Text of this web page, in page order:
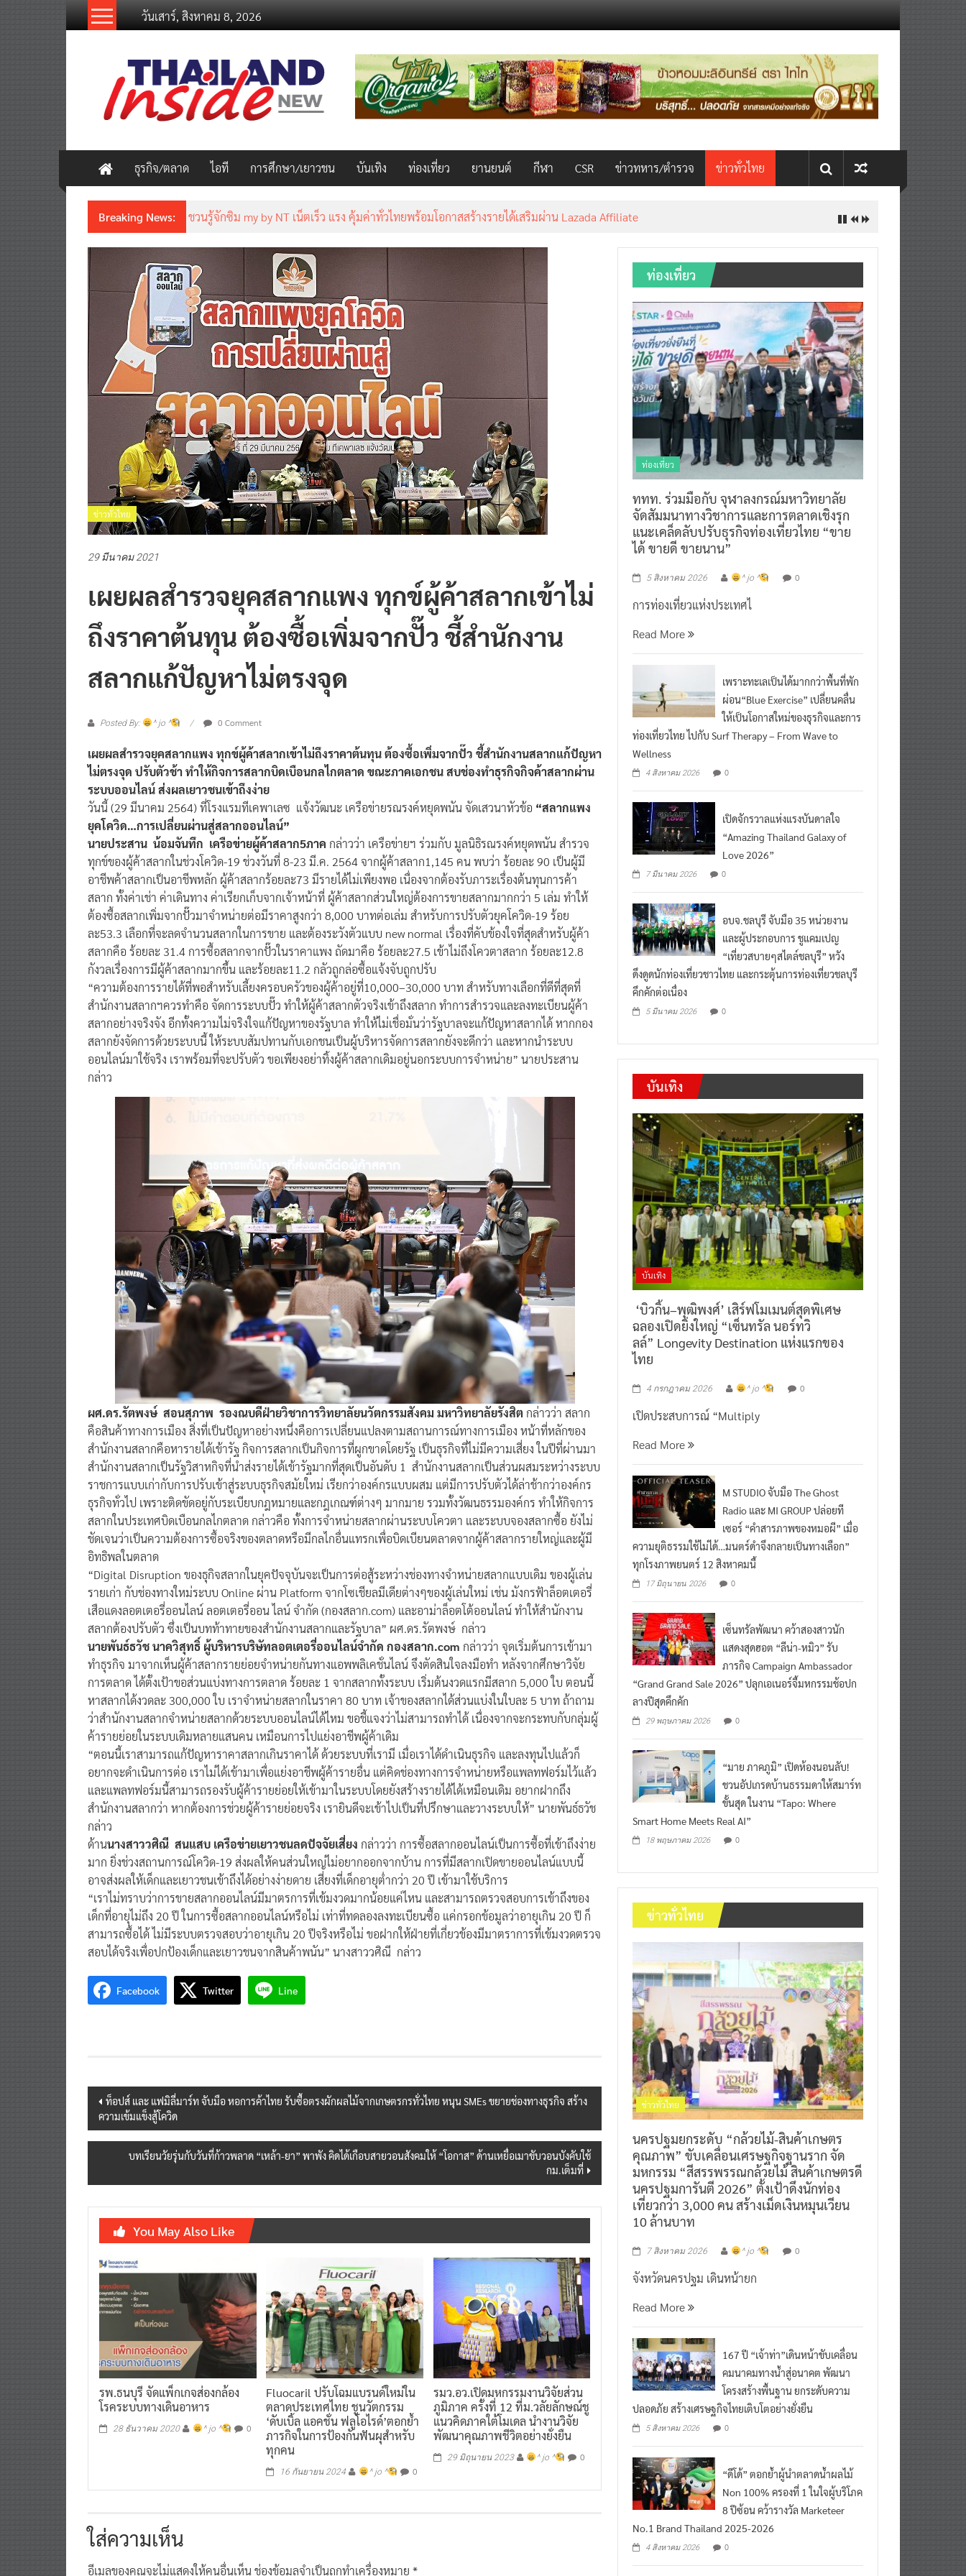
วันเสาร์, สิงหาคม 8, 2026
thailandinsidenew.com
Thailand
Inside
New
ธุรกิจ/ตลาด ไอที การศึกษา/เยาวชน บันเทิง ท่องเที่ยว ยานยนต์ กีฬา CSR ข่าวทหาร/ตำรวจ ข่าวทั่วไทย
Breaking News: ชวนรู้จักซิม my by NT เน็ตเร็ว แรง คุ้มค่าทั่วไทยพร้อมโอกาสสร้างรายได้เสริมผ่าน Lazada Affiliate
ข่าวทั่วไทย
29 มีนาคม 2021
เผยผลสำรวจยุคสลากแพง ทุกข์ผู้ค้าสลากเข้าไม่
ถึงราคาต้นทุน ต้องซื้อเพิ่มจากปั๊ว ชี้สำนักงาน
สลากแก้ปัญหาไม่ตรงจุด
Posted By: ^ jo ^ 0 Comment
เผยผลสำรวจยุคสลากแพง ทุกข์ผู้ค้าสลากเข้าไม่ถึงราคาต้นทุน ต้องซื้อเพิ่มจากปั๊ว ชี้สำนักงานสลากแก้ปัญหา
ไม่ตรงจุด ปรับตัวช้า ทำให้กิจการสลากบิดเบือนกลไกตลาด ขณะภาคเอกชน สบช่องทำธุรกิจกิจค้าสลากผ่าน
ระบบออนไลน์ ส่งผลเยาวชนเข้าถึงง่าย
วันนี้ (29 มีนาคม 2564) ที่โรงแรมทีเคพาเลซ แจ้งวัฒนะ เครือข่ายรณรงค์หยุดพนัน จัดเสวนาหัวข้อ “สลากแพง
ยุคโควิด…การเปลี่ยนผ่านสู่สลากออนไลน์”
นายประสาน น้อมจันทึก เครือข่ายผู้ค้าสลาก5ภาค กล่าวว่า เครือข่ายฯ ร่วมกับ มูลนิธิรณรงค์หยุดพนัน สำรวจ
ทุกข์ของผู้ค้าสลากในช่วงโควิด-19 ช่วงวันที่ 8-23 มี.ค. 2564 จากผู้ค้าสลาก1,145 คน พบว่า ร้อยละ 90 เป็นผู้มี
อาชีพค้าสลากเป็นอาชีพหลัก ผู้ค้าสลากร้อยละ73 มีรายได้ไม่เพียงพอ เนื่องจากต้องรับภาระเรื่องต้นทุนการค้า
สลาก ทั้งค่าเช่า ค่าเดินทาง ค่าเรียกเก็บจากเจ้าหน้าที่ ผู้ค้าสลากส่วนใหญ่ต้องการขายสลากมากกว่า 5 เล่ม ทำให้
ต้องซื้อสลากเพิ่มจากปั๊วมาจำหน่ายต่อมีราคาสูงกว่า 8,000 บาทต่อเล่ม สำหรับการปรับตัวยุคโควิด-19 ร้อย
ละ53.3 เลือกที่จะลดจำนวนสลากในการขาย และต้องระวังตัวแบบ new normal เรื่องที่คับข้องใจที่สุดสำหรับผู้ค้า
สลากคือ ร้อยละ 31.4 การซื้อสลากจากปั๊วในราคาแพง ถัดมาคือ ร้อยละ27.5 เข้าไม่ถึงโควตาสลาก ร้อยละ12.8
กังวลเรื่องการมีผู้ค้าสลากมากขึ้น และร้อยละ11.2 กลัวถูกล่อซื้อแจ้งจับถูกปรับ
“ความต้องการรายได้ที่พอสำหรับเลี้ยงครอบครัวของผู้ค้าอยู่ที่10,000–30,000 บาท สำหรับทางเลือกที่ดีที่สุดที่
สำนักงานสลากฯควรทำคือ จัดการระบบปั๊ว ทำให้ผู้ค้าสลากตัวจริงเข้าถึงสลาก ทำการสำรวจและลงทะเบียนผู้ค้า
สลากอย่างจริงจัง อีกทั้งความไม่จริงใจแก้ปัญหาของรัฐบาล ทำให้ไม่เชื่อมั่นว่ารัฐบาลจะแก้ปัญหาสลากได้ หากกอง
สลากยังจัดการด้วยระบบนี้ ให้ระบบสัมปทานกับเอกชนเป็นผู้บริหารจัดการสลากยังจะดีกว่า และหากนำระบบ
ออนไลน์มาใช้จริง เราพร้อมที่จะปรับตัว ขอเพียงอย่าทิ้งผู้ค้าสลากเดิมอยู่นอกระบบการจำหน่าย” นายประสาน
กล่าว
ผศ.ดร.รัตพงษ์ สอนสุภาพ รองณบดีฝ่ายวิชาการวิทยาลัยนวัตกรรมสังคม มหาวิทยาลัยรังสิต กล่าวว่า สลาก
คือสินค้าทางการเมือง สิ่งที่เป็นปัญหาอย่างหนึ่งคือการเปลี่ยนแปลงตามสถานการณ์ทางการเมือง หน้าที่หลักของ
สำนักงานสลากคือหารายได้เข้ารัฐ กิจการสลากเป็นกิจการที่ผูกขาดโดยรัฐ เป็นธุรกิจที่ไม่มีความเสี่ยง ในปีที่ผ่านมา
สำนักงานสลากเป็นรัฐวิสาหกิจที่นำส่งรายได้เข้ารัฐมากที่สุดเป็นอันดับ 1 สำนักงานสลากเป็นส่วนผสมระหว่างระบบ
ราชการแบบเก่ากับการปรับเข้าสู่ระบบธุรกิจสมัยใหม่ เรียกว่าองค์กรแบบผสม แต่มีการปรับตัวได้ล่าช้ากว่าองค์กร
ธุรกิจทั่วไป เพราะติดขัดอยู่กับระเบียบกฎหมายและกฎเกณฑ์ต่างๆ มากมาย รวมทั้งวัฒนธรรมองค์กร ทำให้กิจการ
สลากในประเทศบิดเบือนกลไกตลาด กล่าวคือ ทั้งการจำหน่ายสลากผ่านระบบโควตา และระบบจองสลากซื้อ ยังไม่
ชัดเจนว่าเป็นความต้องการซื้อจริงของตลาดหรือมีกลไกอื่นแทรกเพื่อบิดเบียนตลาดจากผู้ค้าสลากรายใหญ่และผู้มี
อิทธิพลในตลาด
“Digital Disruption ของธุกิจสลากในยุคปัจจุบันจะเป็นการต่อสู้ระหว่างช่องทางจำหน่ายสลากแบบเดิม ของผู้เล่น
รายเก่า กับช่องทางใหม่ระบบ Online ผ่าน Platform จากโซเชียลมีเดียต่างๆของผู้เล่นใหม่ เช่น มังกรฟ้าล็อตเตอรี่
เสือแดงลอตเตอรี่ออนไลน์ ลอตเตอรี่ออน ไลน์ จำกัด (กองสลาก.com) และอาม่าล็อตโต้ออนไลน์ ทำให้สำนักงาน
สลากต้องปรับตัว ซึ่งเป็นบทท้าทายของสำนักงานสลากและรัฐบาล” ผศ.ดร.รัตพงษ์ กล่าว
นายพันธ์ธวัช นาควิสุทธิ์ ผู้บริหารบริษัทลอตเตอรี่ออนไลน์จำกัด กองสลาก.com กล่าวว่า จุดเริ่มต้นการเข้ามา
ทำธุรกิจ มาจากเห็นผู้ค้าสลากรายย่อยจำหน่ายกันทางแอพพลิเคชั่นไลน์ จึงตัดสินใจลงมือทำ หลังจากศึกษาวิจัย
การตลาด ได้ตั้งเป้าขอส่วนแบ่งทางการตลาด ร้อยละ 1 จากสลากทั้งระบบ เริ่มต้นงวดแรกมีสลาก 5,000 ใบ ตอนนี้
หาสลากได้งวดละ 300,000 ใบ เราจำหน่ายสลากในราคา 80 บาท เจ้าของสลากได้ส่วนแบ่งในใบละ 5 บาท ถ้าถาม
ว่าสำนักงานสลากจำหน่ายสลากด้วยระบบออนไลน์ได้ไหม ขอชี้แจงว่าไม่สามารถทำได้ เนื่องจากจะกระทบกับกลุ่มผู้
ค้ารายย่อยในระบบเดิมหลายแสนคน เหมือนการไปแย่งอาชีพผู้ค้าเดิม
“ตอนนี้เราสามารถแก้ปัญหาราคาสลากเกินราคาได้ ด้วยระบบที่เรามี เมื่อเราได้ดำเนินธุรกิจ และลงทุนไปแล้วก็
อยากจะดำเนินการต่อ เราไม่ได้เข้ามาเพื่อแย่งอาชีพผู้ค้ารายอื่น แต่คิดช่องทางการจำหน่ายหรือแพลทฟอร์มไว้แล้ว
และแพลทฟอร์มนี้สามารถรองรับผู้ค้ารายย่อยให้เข้ามาในระบบโดยยังสร้างรายได้ได้เหมือนเดิม อยากฝากถึง
สำนักงานสลากว่า หากต้องการช่วยผู้ค้ารายย่อยจริง เรายินดีจะเข้าไปเป็นที่ปรึกษาและวางระบบให้” นายพันธ์ธวัช
กล่าว
ด้านนางสาววศิณี สนแสบ เครือข่ายเยาวชนลดปัจจัยเสี่ยง กล่าวว่า การซื้อสลากออนไลน์เป็นการซื้อที่เข้าถึงง่าย
มาก ยิ่งช่วงสถานการณ์โควิด-19 ส่งผลให้คนส่วนใหญ่ไม่อยากออกจากบ้าน การที่มีสลากเปิดขายออนไลน์แบบนี้
อาจส่งผลให้เด็กและเยาวชนเข้าถึงได้อย่างง่ายดาย เสี่ยงที่เด็กอายุต่ำกว่า 20 ปี เข้ามาใช้บริการ
“เราไม่ทราบว่าการขายสลากออนไลน์มีมาตรการที่เข้มงวดมากน้อยแค่ไหน และสามารถตรวจสอบการเข้าถึงของ
เด็กที่อายุไม่ถึง 20 ปี ในการซื้อสลากออนไลน์หรือไม่ เท่าที่ทดลองลงทะเบียนซื้อ แค่กรอกข้อมูลว่าอายุเกิน 20 ปี ก็
สามารถซื้อได้ ไม่มีระบบตรวจสอบว่าอายุเกิน 20 ปีจริงหรือไม่ ขอฝากให้ฝ่ายที่เกี่ยวข้องมีมาตราการที่เข้มงวดตรวจ
สอบได้จริงเพื่อปกป้องเด็กและเยาวชนจากสินค้าพนัน” นางสาววศิณี กล่าว
Facebook Twitter Line
Post
navigation
ท็อปส์ และ แฟมิลี่มาร์ท จับมือ หอการค้าไทย รับซื้อตรงผักผลไม้จากเกษตรกรทั่วไทย หนุน SMEs ขยายช่องทางธุรกิจ สร้าง
ความเข้มแข็งสู้โควิด
บทเรียนวัยรุ่นกับวันที่ก้าวพลาด “เหล้า-ยา” พาพัง คิดได้เกือบสายวอนสังคมให้ “โอกาส” ด้านเหยื่อเมาขับวอนบังคับใช้
กม.เต็มที่
You May Also Like
รพ.ธนบุรี จัดแพ็กเกจส่องกล้อง
โรคระบบทางเดินอาหาร
28 ธันวาคม 2020 ^ jo ^ 0
Fluocaril ปรับโฉมแบรนด์ใหม่ใน
ตลาดประเทศไทย ชูนวัตกรรม
‘ดับเบิ้ล แอคชั่น ฟลูโอไรด์’ตอกย้ำ
ภารกิจในการป้องกันฟันผุสำหรับ
ทุกคน
16 กันยายน 2024 ^ jo ^ 0
รมว.อว.เปิดมหกรรมงานวิจัยส่วน
ภูมิภาค ครั้งที่ 12 ที่ม.วลัยลักษณ์ชู
แนวคิดภาคใต้โมเดล นำงานวิจัย
พัฒนาคุณภาพชีวิตอย่างยั่งยืน
29 มิถุนายน 2023 ^ jo ^ 0
ใส่ความเห็น
อีเมลของคุณจะไม่แสดงให้คนอื่นเห็นช่องข้อมูลจำเป็นถูกทำเครื่องหมาย *
ท่องเที่ยว
ท่องเที่ยว
ททท. ร่วมมือกับ จุฬาลงกรณ์มหาวิทยาลัย
จัดสัมมนาทางวิชาการและการตลาดเชิงรุก
แนะเคล็ดลับปรับธุรกิจท่องเที่ยวไทย “ขาย
ได้ ขายดี ขายนาน”
5 สิงหาคม 2026 ^ jo ^ 0
การท่องเที่ยวแห่งประเทศไ
Read More
เพราะทะเลเป็นได้มากกว่าพื้นที่พัก
ผ่อน“Blue Exercise” เปลี่ยนคลื่น
ให้เป็นโอกาสใหม่ของธุรกิจและการ
ท่องเที่ยวไทย ไปกับ Surf Therapy – From Wave to
Wellness
4 สิงหาคม 2026 0
เปิดจักรวาลแห่งแรงบันดาลใจ
“Amazing Thailand Galaxy of
Love 2026”
7 มีนาคม 2026 0
อบจ.ชลบุรี จับมือ 35 หน่วยงาน
และผู้ประกอบการ ชูแคมเปญ
“เที่ยวสบายๆสไตล์ชลบุรี” หวัง
ดึงดูดนักท่องเที่ยวชาวไทย และกระตุ้นการท่องเที่ยวชลบุรี
คึกคักต่อเนื่อง
5 มีนาคม 2026 0
บันเทิง
บันเทิง
‘บิวกิ้น–พุฒิพงศ์’ เสิร์ฟโมเมนต์สุดพิเศษ
ฉลองเปิดยิ่งใหญ่ “เซ็นทรัล นอร์ทวิ
ลล์” Longevity Destination แห่งแรกของ
ไทย
4 กรกฎาคม 2026 ^ jo ^ 0
เปิดประสบการณ์ “Multiply
Read More
M STUDIO จับมือ The Ghost
Radio และ MI GROUP ปล่อยที
เซอร์ “คำสารภาพของหมอผี” เมื่อ
ความยุติธรรมใช้ไม่ได้…มนตร์ดำจึงกลายเป็นทางเลือก”
ทุกโรงภาพยนตร์ 12 สิงหาคมนี้
17 มิถุนายน 2026 0
เซ็นทรัลพัฒนา คว้าสองสาวนัก
แสดงสุดฮอต “ลีน่า-หมิว” รับ
ภารกิจ Campaign Ambassador
“Grand Grand Sale 2026” ปลุกเอเนอร์จี้มหกรรมช้อปก
ลางปีสุดคึกคัก
29 พฤษภาคม 2026 0
“มาย ภาคภูมิ” เปิดห้องนอนลับ!
ชวนอัปเกรดบ้านธรรมดาให้สมาร์ท
ขั้นสุด ในงาน “Tapo: Where
Smart Home Meets Real AI”
18 พฤษภาคม 2026 0
ข่าวทั่วไทย
ข่าวทั่วไทย
นครปฐมยกระดับ “กล้วยไม้-สินค้าเกษตร
คุณภาพ” ขับเคลื่อนเศรษฐกิจฐานราก จัด
มหกรรม “สีสรรพรรณกล้วยไม้ สินค้าเกษตรดี
นครปฐมการันตี 2026” ตั้งเป้าดึงนักท่อง
เที่ยวกว่า 3,000 คน สร้างเม็ดเงินหมุนเวียน
10 ล้านบาท
7 สิงหาคม 2026 ^ jo ^ 0
จังหวัดนครปฐม เดินหน้ายก
Read More
167 ปี “เจ้าท่า”เดินหน้าขับเคลื่อน
คมนาคมทางน้ำสู่อนาคต พัฒนา
โครงสร้างพื้นฐาน ยกระดับความ
ปลอดภัย สร้างเศรษฐกิจไทยเติบโตอย่างยั่งยืน
5 สิงหาคม 2026 0
“ดีโด้” ตอกย้ำผู้นำตลาดน้ำผลไม้
Non 100% ครองที่ 1 ในใจผู้บริโภค
8 ปีซ้อน คว้ารางวัล Marketeer
No.1 Brand Thailand 2025-2026
4 สิงหาคม 2026 0